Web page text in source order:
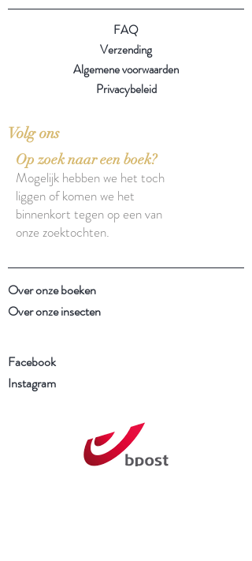
FAQ
Verzending
Algemene voorwaarden
Privacybeleid
Volg ons
Op zoek naar een boek?
Mogelijk hebben we het toch
liggen of komen we het
binnenkort tegen op een van
onze zoektochten.
Over onze boeken
Over onze insecten
Facebook
Instagram